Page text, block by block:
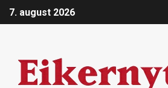
7. august 2026